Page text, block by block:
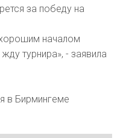
за победу на
началом
турнира», - заявила
в Бирмингеме